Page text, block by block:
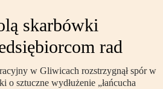
skarbówki
rad
w Gliwicach rozstrzygnął spór w
o sztuczne wydłużenie „łańcucha